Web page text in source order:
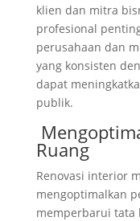
klien dan mitra
profesional
perusahaan dan
yang konsisten
dapat
publik.
Ruang
Renovasi interior
mengoptimalkan
memperbarui tata